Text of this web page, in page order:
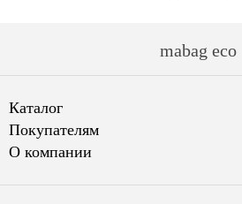
mabag eco
Каталог
Покупателям
О компании